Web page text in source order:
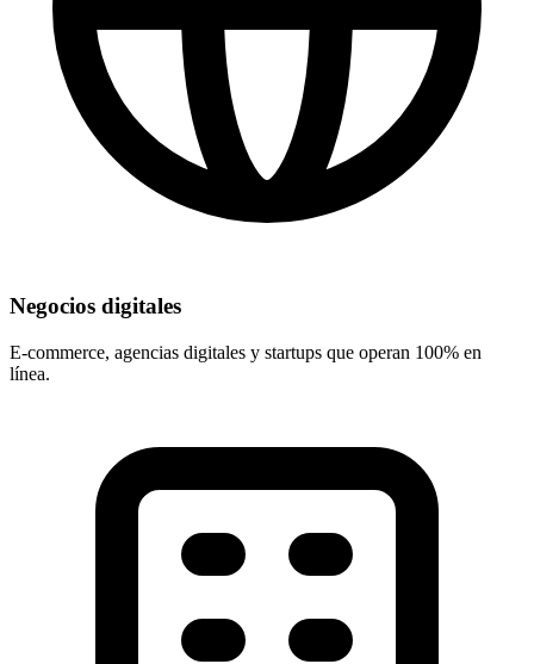
Negocios digitales
E-commerce, agencias digitales y startups que operan 100% en
línea.